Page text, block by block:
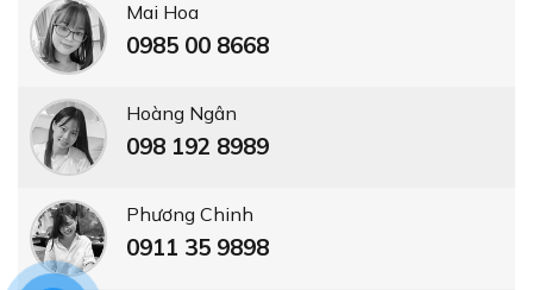
Mai Hoa
0985 00 8668
Hoàng Ngân
098 192 8989
Phương Chinh
0911 35 9898